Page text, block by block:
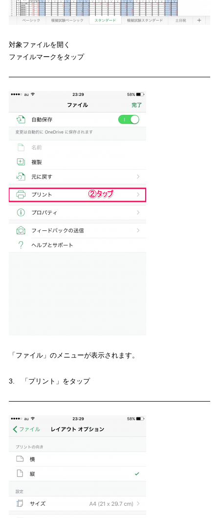
対象ファイルを開く
ファイルマークをタップ
「ファイル」のメニューが表示されます。
3. 「プリント」をタップ